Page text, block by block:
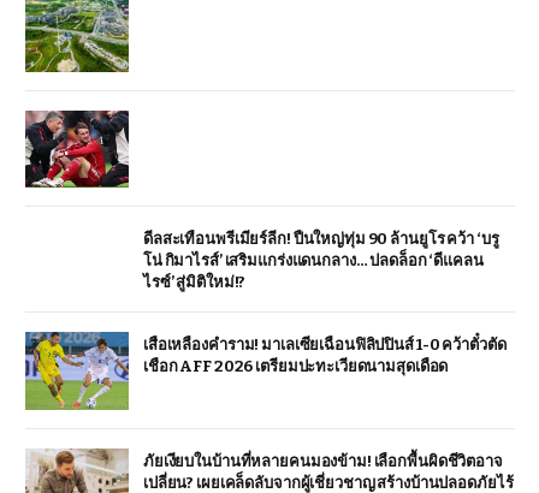
ดีลสะเทือนพรีเมียร์ลีก! ปืนใหญ่ทุ่ม 90 ล้านยูโร คว้า ‘บรู
โน่ กิมาไรส์’ เสริมแกร่งแดนกลาง… ปลดล็อก ‘ดีแคลน
ไรซ์’ สู่มิติใหม่!?
เสือเหลืองคำราม! มาเลเซียเฉือนฟิลิปปินส์ 1-0 คว้าตั๋วตัด
เชือก AFF 2026 เตรียมปะทะเวียดนามสุดเดือด
ภัยเงียบในบ้านที่หลายคนมองข้าม! เลือกพื้นผิดชีวิตอาจ
เปลี่ยน? เผยเคล็ดลับจากผู้เชี่ยวชาญ สร้างบ้านปลอดภัยไร้